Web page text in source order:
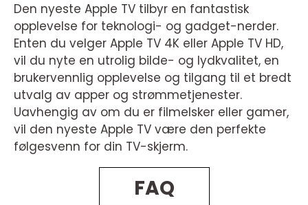
Den nyeste Apple TV tilbyr en fantastisk
opplevelse for teknologi- og gadget-nerder.
Enten du velger Apple TV 4K eller Apple TV HD,
vil du nyte en utrolig bilde- og lydkvalitet, en
brukervennlig opplevelse og tilgang til et bredt
utvalg av apper og strømmetjenester.
Uavhengig av om du er filmelsker eller gamer,
vil den nyeste Apple TV være den perfekte
følgesvenn for din TV-skjerm.
FAQ